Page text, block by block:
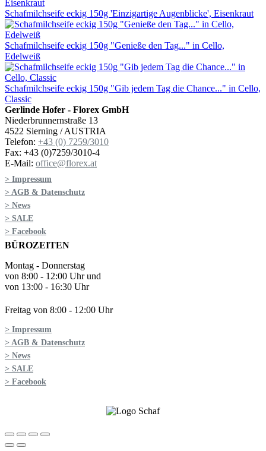
Schafmilchseife eckig 150g 'Einzigartige Augenblicke', Eisenkraut
Schafmilchseife eckig 150g "Genieße den Tag..." in Cello,
Edelweiß
Schafmilchseife eckig 150g "Gib jedem Tag die Chance..." in Cello,
Classic
Gerlinde Hofer - Florex GmbH
Niederbrunnernstraße 13
4522 Sierning / AUSTRIA
Telefon: +43 (0) 7259/3010
Fax: +43 (0)7259/3010-4
E-Mail: office@florex.at
> Impressum
> AGB & Datenschutz
> News
> SALE
> Facebook
BÜROZEITEN
Montag - Donnerstag
von 8:00 - 12:00 Uhr und
von 13:00 - 16:30 Uhr
Freitag von 8:00 - 12:00 Uhr
> Impressum
> AGB & Datenschutz
> News
> SALE
> Facebook